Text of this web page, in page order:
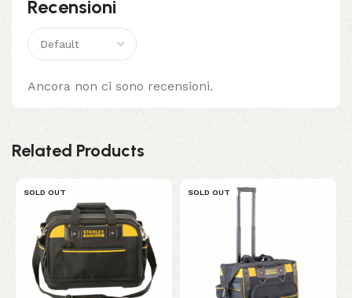
Recensioni
Ancora non ci sono recensioni.
Related Products
SOLD OUT SOLD OUT